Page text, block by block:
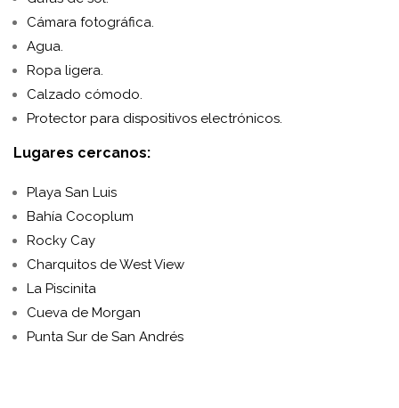
Cámara fotográfica.
Agua.
Ropa ligera.
Calzado cómodo.
Protector para dispositivos electrónicos.
Lugares cercanos:
Playa San Luis
Bahía Cocoplum
Rocky Cay
Charquitos de West View
La Piscinita
Cueva de Morgan
Punta Sur de San Andrés